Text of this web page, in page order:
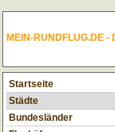
MEIN-RUNDFLUG.DE -
Startseite
Städte
Bundesländer